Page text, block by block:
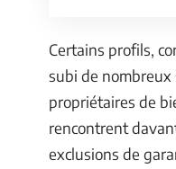
Certains profils,
subi de nombreux
propriétaires de
rencontrent
exclusions de